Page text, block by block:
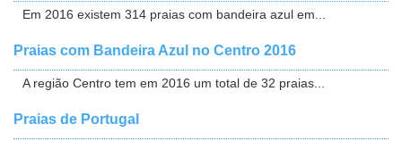
Em 2016 existem 314 praias com bandeira azul em...
Praias com Bandeira Azul no Centro 2016
A região Centro tem em 2016 um total de 32 praias...
Praias de Portugal